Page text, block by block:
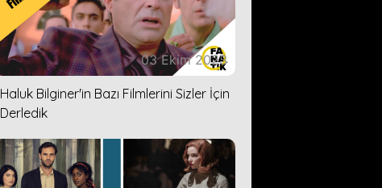
03 Ekim 2023
Haluk Bilginer'in Bazı Filmlerini Sizler İçin
Derledik